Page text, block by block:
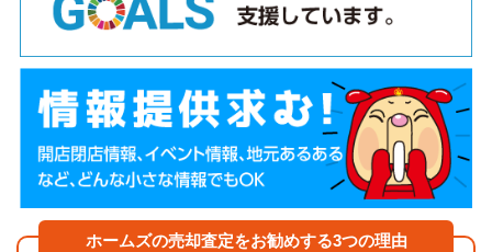
ホームズの売却査定をお勧めする3つの理由